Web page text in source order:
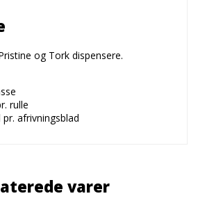
og Tork dispensere.
rulle
afrivningsblad
varer